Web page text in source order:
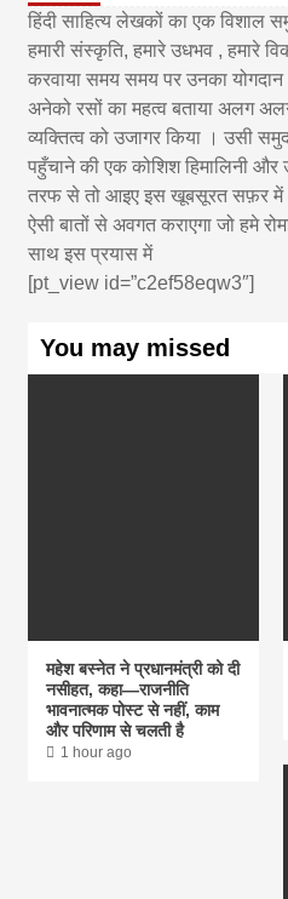
हिंदी साहित्य लेखकों का एक विशाल
हमारी संस्कृति, हमारे उधभव , हमारे
करवाया समय समय पर उनका
अनेको रसों का महत्व बताया अलग
व्यक्तित्व को उजागर किया । उसी
पहुँचाने की एक कोशिश हिमालिनी
तरफ से तो आइए इस खूबसूरत सफ़र में
ऐसी बातों से अवगत कराएगा जो हमे
साथ इस प्रयास में
[pt_view id=”c2ef58eqw3″]
You may missed
महेश बस्नेत ने प्रधानमंत्री को दी
नसीहत, कहा—राजनीति
भावनात्मक पोस्ट से नहीं, काम
और परिणाम से चलती है
1 hour ago